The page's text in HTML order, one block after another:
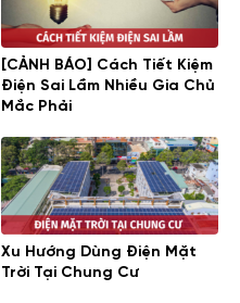
[CẢNH BÁO] Cách Tiết Kiệm
Điện Sai Lầm Nhiều Gia Chủ
Mắc Phải
Xu Hướng Dùng Điện Mặt
Trời Tại Chung Cư